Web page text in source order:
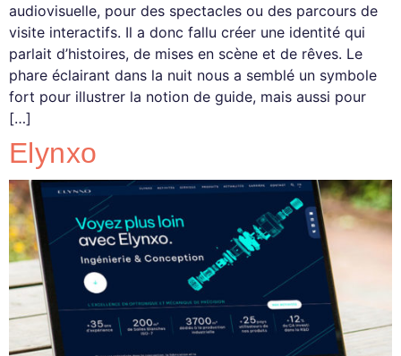
audiovisuelle, pour des spectacles ou des parcours de
visite interactifs. Il a donc fallu créer une identité qui
parlait d’histoires, de mises en scène et de rêves. Le
phare éclairant dans la nuit nous a semblé un symbole
fort pour illustrer la notion de guide, mais aussi pour
[…]
Elynxo